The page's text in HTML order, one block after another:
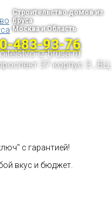
Строительство домов из
бруса
Москва и Область
483-93-76
iz-brusa.ru
37 корпус 3 , БЦ
с гарантией!
вкус и бюджет.